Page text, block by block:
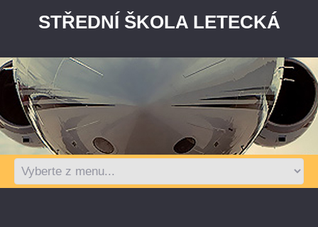
STŘEDNÍ ŠKOLA LETECKÁ